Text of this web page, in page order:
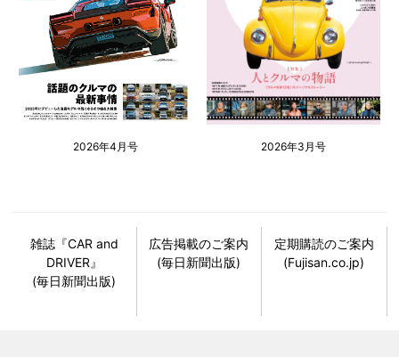
2026年4月号 2026年3月号
雑誌『CAR and
DRIVER』
(毎日新聞出版)
広告掲載のご案内
(毎日新聞出版)
定期購読のご案内
(Fujisan.co.jp)